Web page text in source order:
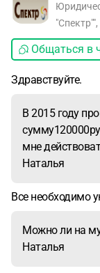
Общаться в
Здравствуйте.
В 2015 году
мне
Наталья
Все необходимо
Можно ли на
Наталья